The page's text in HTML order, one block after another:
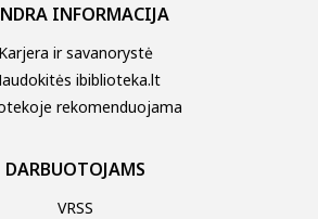
INFORMACIJA
Karjera ir savanorystė
ibiblioteka.lt
rekomenduojama
DARBUOTOJAMS
VRSS